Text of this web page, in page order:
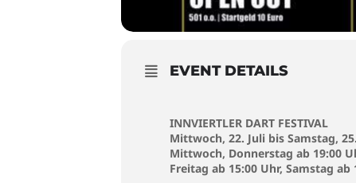
EVENT DETAILS
INNVIERTLER DART FESTIVAL
Mittwoch, 22. Juli bis Samstag,
Mittwoch, Donnerstag ab 19:00
Freitag ab 15:00 Uhr, Samstag ab